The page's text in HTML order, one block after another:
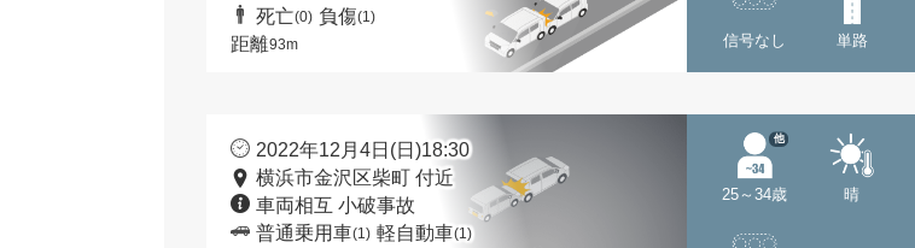
死亡(0) 負傷(1)
距離93m 信号なし 単路
2022年12月4日(日)18:30
横浜市金沢区柴町 付近
車両相互 小破事故
普通乗用車(1) 軽自動車(1)
25～34歳
他
晴